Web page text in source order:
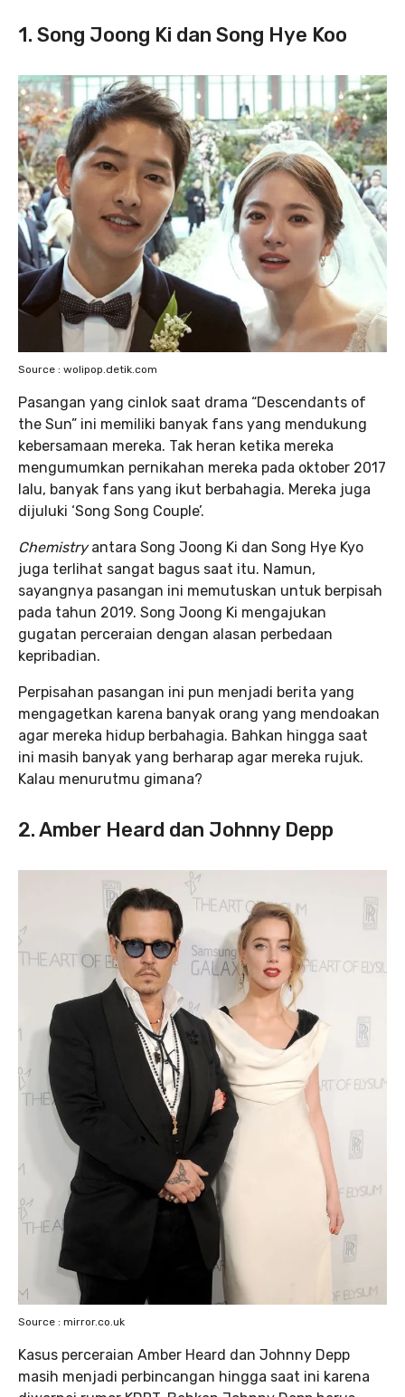
1. Song Joong Ki dan Song Hye Koo
Source : wolipop.detik.com
Pasangan yang cinlok saat drama “Descendants of
the Sun” ini memiliki banyak fans yang mendukung
kebersamaan mereka. Tak heran ketika mereka
mengumumkan pernikahan mereka pada oktober 2017
lalu, banyak fans yang ikut berbahagia. Mereka juga
dijuluki ‘Song Song Couple’.
Chemistryantara Song Joong Ki dan Song Hye Kyo
juga terlihat sangat bagus saat itu. Namun,
sayangnya pasangan ini memutuskan untuk berpisah
pada tahun 2019. Song Joong Ki mengajukan
gugatan perceraian dengan alasan perbedaan
kepribadian.
Perpisahan pasangan ini pun menjadi berita yang
mengagetkan karena banyak orang yang mendoakan
agar mereka hidup berbahagia. Bahkan hingga saat
ini masih banyak yang berharap agar mereka rujuk.
Kalau menurutmu gimana?
2. Amber Heard dan Johnny Depp
Source : mirror.co.uk
Kasus perceraian Amber Heard dan Johnny Depp
masih menjadi perbincangan hingga saat ini karena